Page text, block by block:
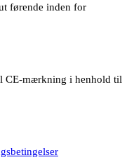
førende inden for
CE-mærkning i henhold til